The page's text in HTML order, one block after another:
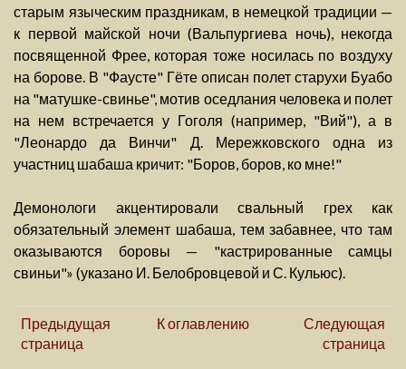
старым языческим праздникам, в немецкой традиции —
к первой майской ночи (Вальпургиева ночь), некогда
посвященной Фрее, которая тоже носилась по воздуху
на борове. В "Фаусте" Гёте описан полет старухи Буабо
на "матушке-свинье", мотив оседлания человека и полет
на нем встречается у Гоголя (например, "Вий"), а в
"Леонардо да Винчи" Д. Мережковского одна из
участниц шабаша кричит: "Боров, боров, ко мне!"
Демонологи акцентировали свальный грех как
обязательный элемент шабаша, тем забавнее, что там
оказываются боровы — "кастрированные самцы
свиньи"» (указано И. Белобровцевой и С. Кульюс).
Предыдущая
страница
К оглавлению
Следующая
страница